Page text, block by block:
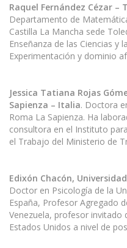
Raquel Fernández Cézar –
Departamento de
Castilla La Mancha sede
Enseñanza de las Ciencias y
Experimentación y dominio
Jessica Tatiana Rojas
Sapienza – Italia. Doctora
Roma La Sapienza. Ha
consultora en el Instituto
el Trabajo del Ministerio de
Edixón Chacón,
Doctor en Psicología de la
España, Profesor Agregado
Venezuela, profesor invitado
Estados Unidos a nivel de